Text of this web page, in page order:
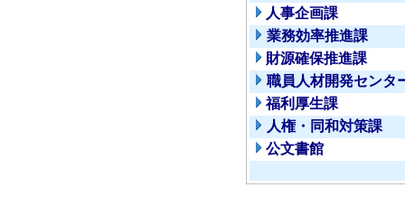
人事企画課
業務効率推進課
財源確保推進課
職員人材開発センタ
福利厚生課
人権・同和対策課
公文書館